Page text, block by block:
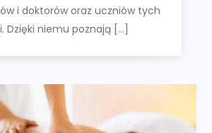
i doktorów oraz uczniów tych
Dzięki niemu poznają […]